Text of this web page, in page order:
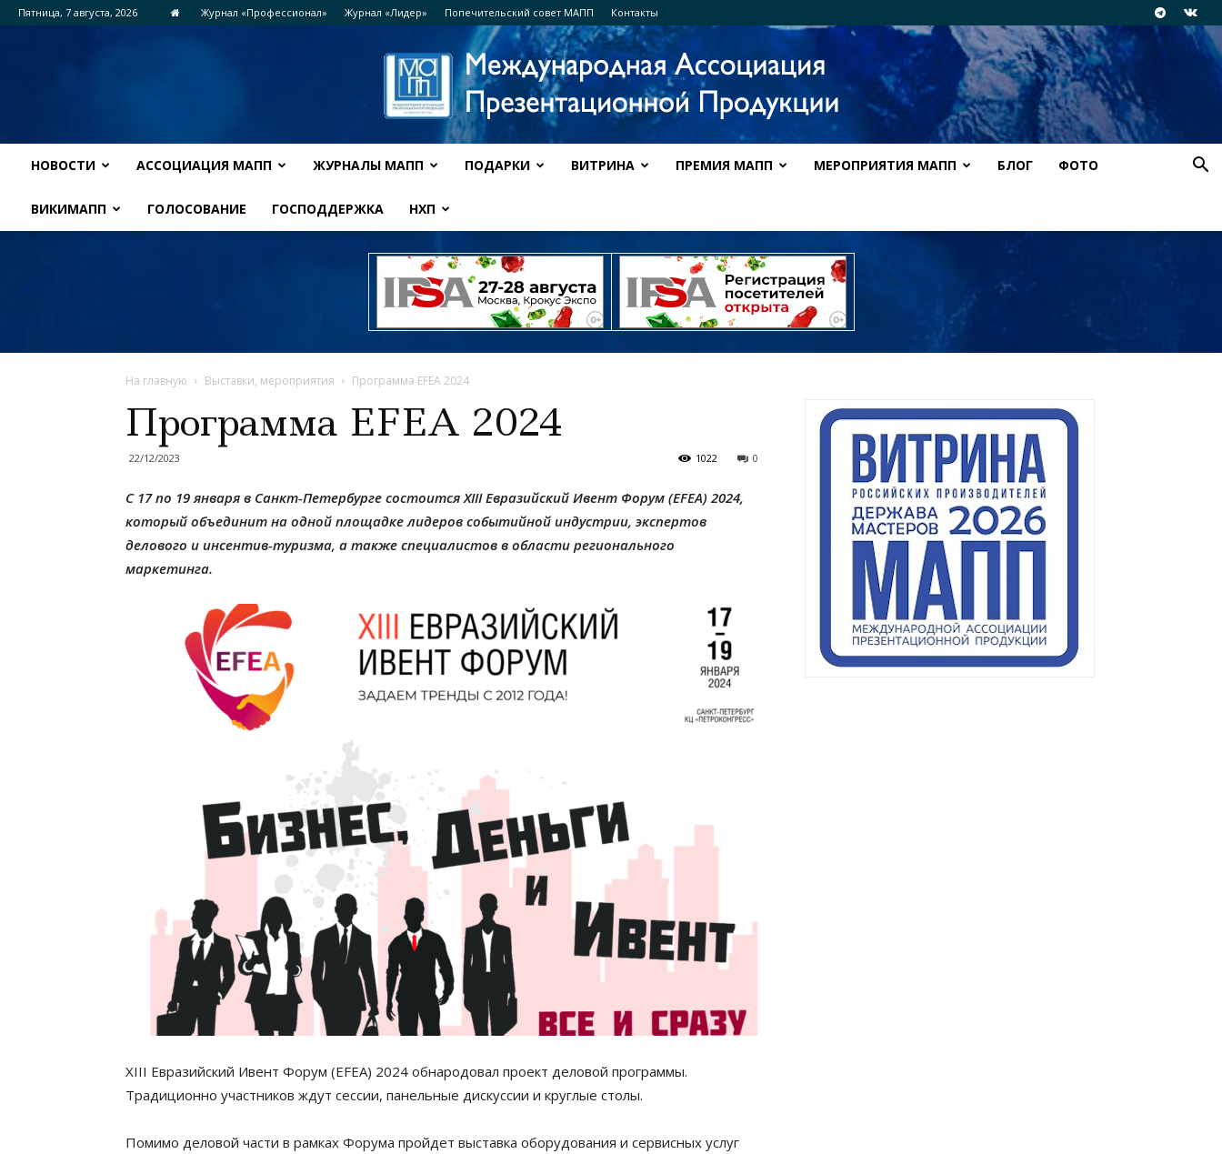
Пятница, 7 августа, 2026 Журнал «Профессионал» Журнал «Лидер» Попечительский совет МАПП Контакты
НОВОСТИ АССОЦИАЦИЯ МАПП ЖУРНАЛЫ МАПП ПОДАРКИ ВИТРИНА ПРЕМИЯ МАПП МЕРОПРИЯТИЯ МАПП БЛОГ ФОТО
ВИКИМАПП ГОЛОСОВАНИЕ ГОСПОДДЕРЖКА НХП
На главную Выставки, мероприятия Программа EFEA 2024
Программа EFEA 2024
22/12/2023 0
1022
С 17 по 19 января в Санкт-Петербурге состоится XIII Евразийский Ивент Форум (EFEA) 2024,
который объединит на одной площадке лидеров событийной индустрии, экспертов
делового и инсентив-туризма, а также специалистов в области регионального
маркетинга.
XIII Евразийский Ивент Форум (EFEA) 2024 обнародовал проект деловой программы.
Традиционно участников ждут сессии, панельные дискуссии и круглые столы.
Помимо деловой части в рамках Форума пройдет выставка оборудования и сервисных услуг